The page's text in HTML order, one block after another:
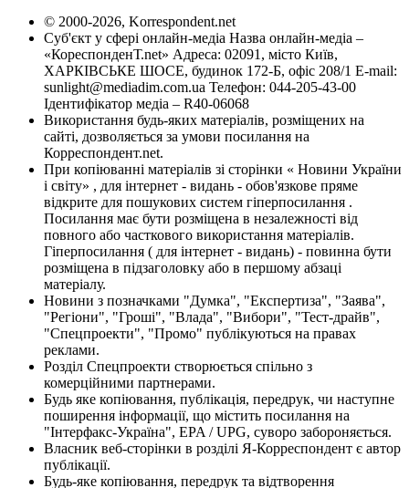
© 2000-2026, Korrespondent.net
Суб'єкт у сфері онлайн-медіа Назва онлайн-медіа –
«КореспонденТ.net» Адреса: 02091, місто Київ,
ХАРКІВСЬКЕ ШОСЕ, будинок 172-Б, офіс 208/1 E-mail:
sunlight@mediadim.com.ua Телефон: 044-205-43-00
Ідентифікатор медіа – R40-06068
Використання будь-яких матеріалів, розміщених на
сайті, дозволяється за умови посилання на
Корреспондент.net.
При копіюванні матеріалів зі сторінки « Новини України
і світу» , для інтернет - видань - обов'язкове пряме
відкрите для пошукових систем гіперпосилання .
Посилання має бути розміщена в незалежності від
повного або часткового використання матеріалів.
Гіперпосилання ( для інтернет - видань) - повинна бути
розміщена в підзаголовку або в першому абзаці
матеріалу.
Новини з позначками "Думка", "Експертиза", "Заява",
"Регіони", "Гроші", "Влада", "Вибори", "Тест-драйв",
"Спецпроекти", "Промо" публікуються на правах
реклами.
Розділ Спецпроекти створюється спільно з
комерційними партнерами.
Будь яке копіювання, публікація, передрук, чи наступне
поширення інформації, що містить посилання на
"Інтерфакс-Україна", EPA / UPG, суворо забороняється.
Власник веб-сторінки в розділі Я-Корреспондент є автор
публікації.
Будь-яке копіювання, передрук та відтворення